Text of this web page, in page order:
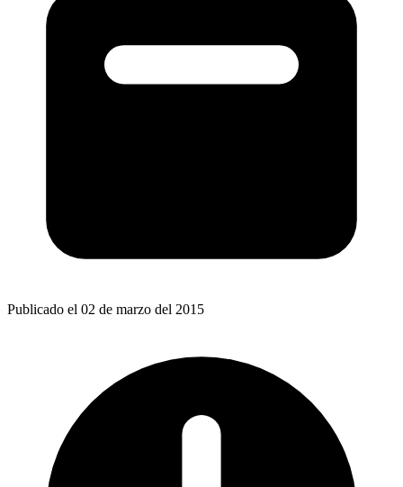
Publicado el 02 de marzo del 2015